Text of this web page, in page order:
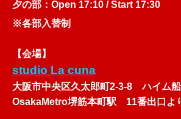
夕の部：Open 17:10 / Start 17:30
※各部入替制
【会場】
studio La cuna
大阪市中央区久太郎町2-3-8 ハイム
OsakaMetro堺筋本町駅 11番出口よ